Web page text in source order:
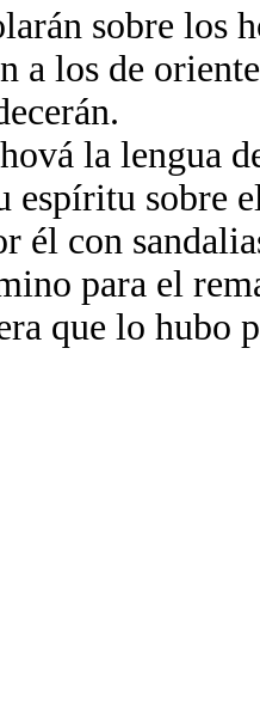
sobre los
a los de
la lengua
espíritu sobre
él con
para el
que lo hubo